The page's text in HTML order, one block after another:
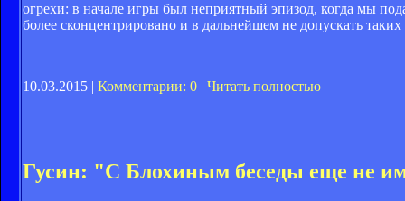
огрехи: в начале игры был неприятный эпизод, когда мы
более сконцентрировано и в дальнейшем не допускать
10.03.2015 | Комментарии: 0 | Читать полностью
Гусин: "С Блохиным беседы еще не